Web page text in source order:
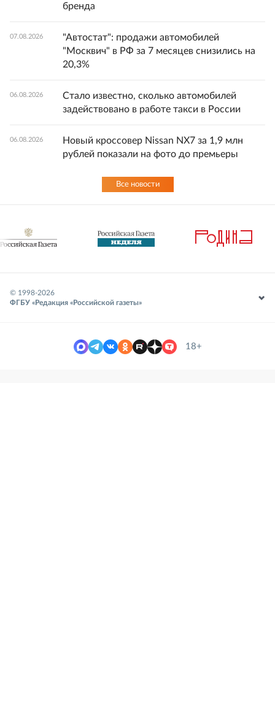
бренда
07.08.2026
"Автостат": продажи автомобилей
"Москвич" в РФ за 7 месяцев снизились на
20,3%
06.08.2026
Стало известно, сколько автомобилей
задействовано в работе такси в России
06.08.2026
Новый кроссовер Nissan NX7 за 1,9 млн
рублей показали на фото до премьеры
Все новости
© 1998-2026
ФГБУ «Редакция «Российской газеты»
18+